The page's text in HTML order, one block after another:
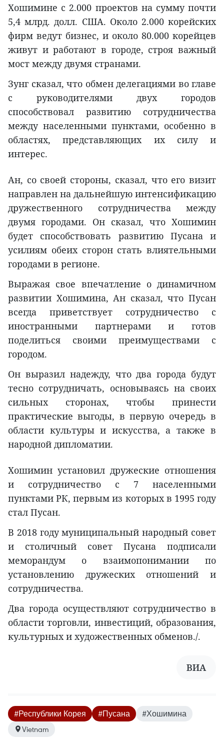
Хошимине с 2.000 проектов на сумму почти
5,4 млрд. долл. США. Около 2.000 корейских
фирм ведут бизнес, и около 80.000 корейцев
живут и работают в городе, строя важный
мост между двумя странами.
Зунг сказал, что обмен делегациями во главе
с руководителями двух городов
способствовал развитию сотрудничества
между населенными пунктами, особенно в
областях, представляющих их силу и
интерес.
Ан, со своей стороны, сказал, что его визит
направлен на дальнейшую интенсификацию
дружественного сотрудничества между
двумя городами. Он сказал, что Хошимин
будет способствовать развитию Пусана и
усилиям обеих сторон стать влиятельными
городами в регионе.
Выражая свое впечатление о динамичном
развитии Хошимина, Ан сказал, что Пусан
всегда приветствует сотрудничество с
иностранными партнерами и готов
поделиться своими преимуществами с
городом.
Он выразил надежду, что два города будут
тесно сотрудничать, основываясь на своих
сильных сторонах, чтобы принести
практические выгоды, в первую очередь в
области культуры и искусства, а также в
народной дипломатии.
Хошимин установил дружеские отношения
и сотрудничество с 7 населенными
пунктами РК, первым из которых в 1995 году
стал Пусан.
В 2018 году муниципальный народный совет
и столичный совет Пусана подписали
меморандум о взаимопонимании по
установлению дружеских отношений и
сотрудничества.
Два города осуществляют сотрудничество в
области торговли, инвестиций, образования,
культурных и художественных обменов./.
ВИА
#Республики Корея #Пусана
#Хошимина
Vietnam